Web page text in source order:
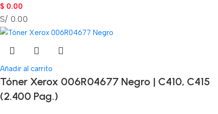
$ 0.00
S/ 0.00
Añadir al carrito
Tóner Xerox 006R04677 Negro | C410, C415
(2.400 Pag.)